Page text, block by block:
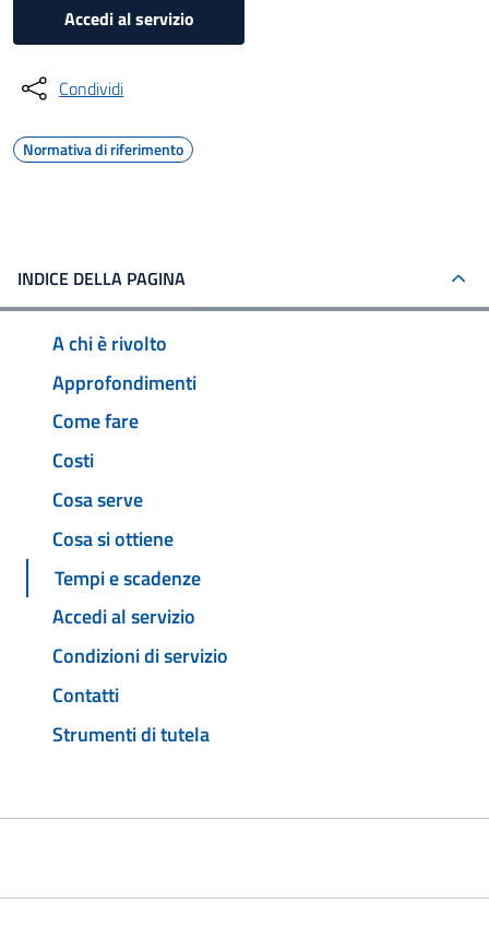
Accedi al servizio
Condividi
Normativa di riferimento
INDICE DELLA PAGINA
A chi è rivolto
Approfondimenti
Come fare
Costi
Cosa serve
Cosa si ottiene
Tempi e scadenze
Accedi al servizio
Condizioni di servizio
Contatti
Strumenti di tutela